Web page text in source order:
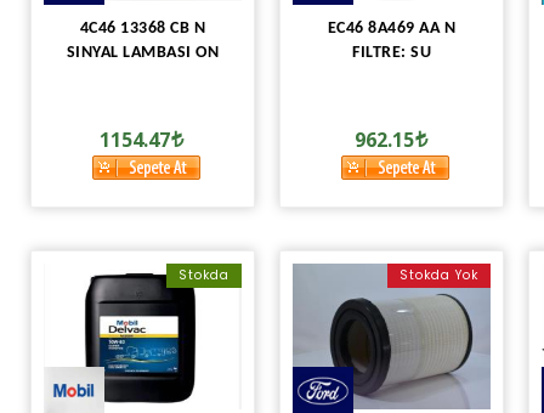
4C46 13368 CB N
SINYAL LAMBASI ON
1154.47
EC46 8A469 AA N
FILTRE: SU
962.15
Stokda Stokda Yok